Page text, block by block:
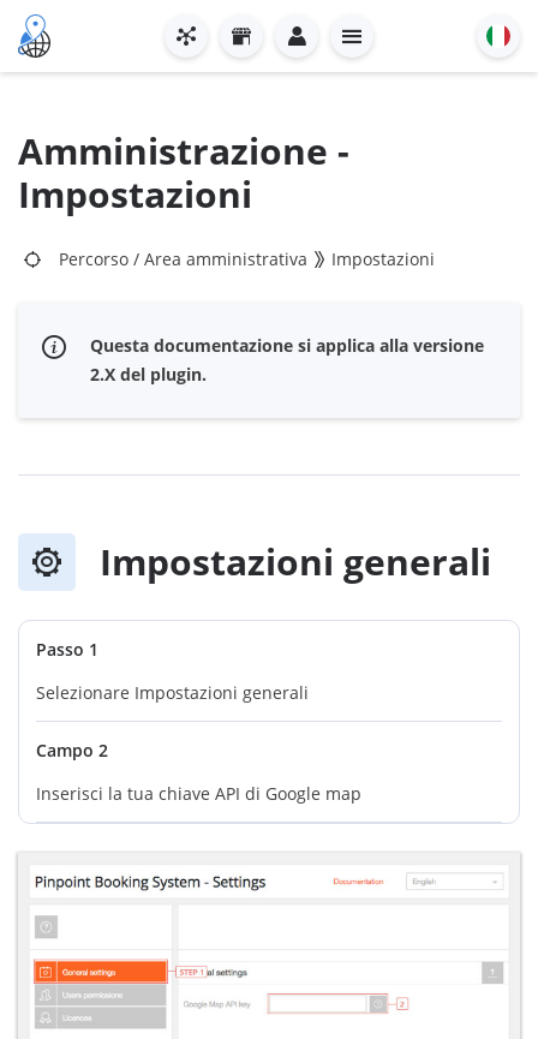
Amministrazione -
Impostazioni
Percorso / Area amministrativa Impostazioni
Questa documentazione si applica alla versione
2.X del plugin.
Impostazioni generali
Passo 1
Selezionare Impostazioni generali
Campo 2
Inserisci la tua chiave API di Google map